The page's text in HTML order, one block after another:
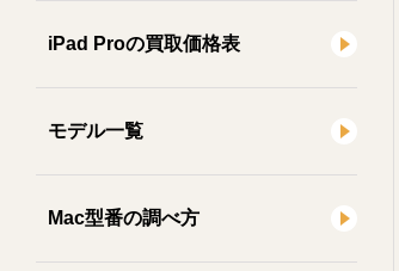
iPad Proの買取価格表
モデル一覧
Mac型番の調べ方